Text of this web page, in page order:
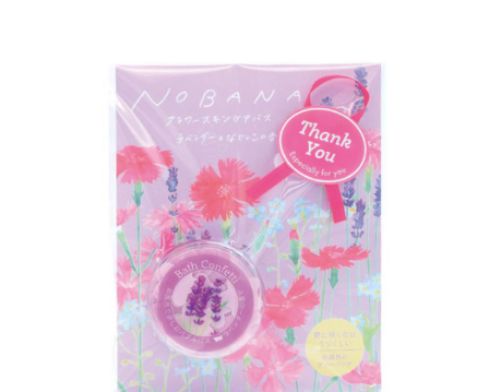
ATM／網路銀行／等多元方式進行付款，方視為交易完成。
※ 請注意：結帳手續完成當下不需立刻繳費，但若您需要取消訂單，請聯絡
購買商品的店家。未經商家同意取消之訂單仍視為有效，需透過AFTEE先享
後付繳納相關費用。
※ 交易是否成功請以「AFTEE先享後付 」之結帳頁面顯示為準，若有關於
是否繳費成功／繳費後需取消欲退款等相關疑問，請聯繫「AFTEE先享後付
https://netprotections.freshdesk.com/support/home
１．透過由恩沛科技股份有限公司提供之「AFTEE先享後付」服務完成之交
易，需依本服務之必要範圍內提供個人資料，並將交易相關給付款項請求債
權轉讓予恩沛科技股份有限公司。
２．關於個人資料處理事宜，請瀏覽以下網址：
https://aftee.tw/terms/#terms3
３．未成年的使用者請事先徵得法定代理人或監護人之同意方可使用
「AFTEE先享後付」，若未經同意申辦者引起之損失，本公司不負相關責
每筆NT$60，滿NT$699(含以上)免運費
付款後7-11取貨
每筆NT$60，滿NT$699(含以上)免運費
每筆NT$80，滿NT$1,000(含以上)免運費